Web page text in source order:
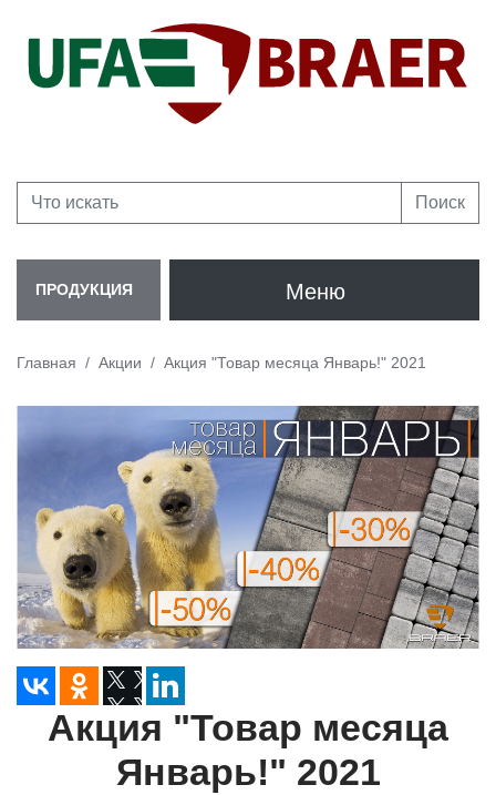
Поиск
ПРОДУКЦИЯ Меню
Главная Акции Акция "Товар месяца Январь!" 2021
Акция "Товар месяца
Январь!" 2021